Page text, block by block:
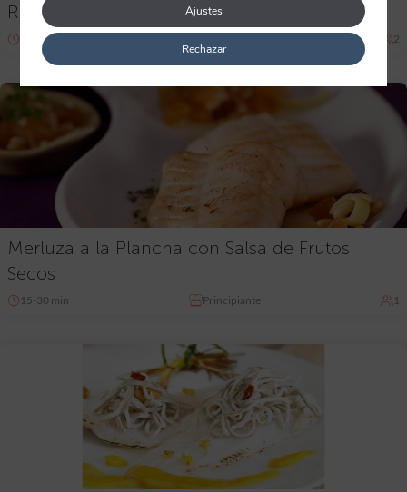
Rodaballo a la Plancha con Salsa Aromática
15-30 min 2
Merluza a la Plancha con Salsa de Frutos
Secos
15-30 min Principiante 1
Rechazar
Ajustes